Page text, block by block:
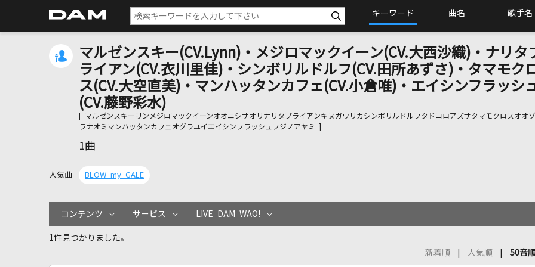
キーワード 曲名 歌手名
マルゼンスキー(CV.Lynn)・メジロマックイーン(CV.大西沙織)・ナリタ
ライアン(CV.衣川里佳)・シンボリルドルフ(CV.田所あずさ)・タマモク
ス(CV.大空直美)・マンハッタンカフェ(CV.小倉唯)・エイシンフラッシ
(CV.藤野彩水)
[ マルゼンスキーリンメジロマックイーンオオニシサオリナリタブライアンキヌガワリカシンボリルドルフタドコロアズサタマモクロスオオゾ
ラナオミマンハッタンカフェオグラユイエイシンフラッシュフジノアヤミ ]
1曲
人気曲 BLOW my GALE
コンテンツ サービス LIVE DAM WAO!
1件見つかりました。
新着順
人気順 50音